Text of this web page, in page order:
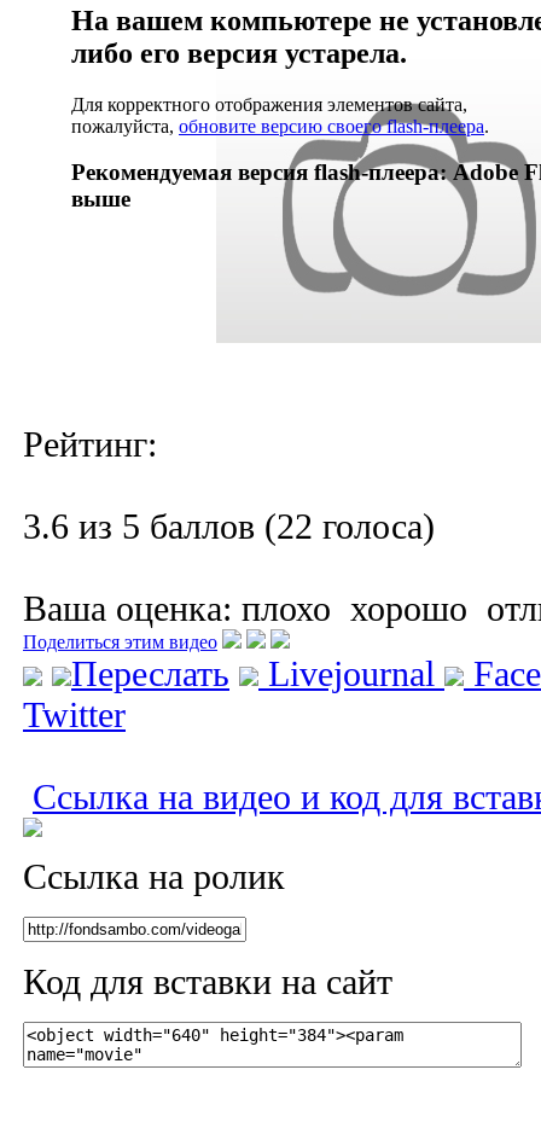
На вашем компьютере не
либо его версия устарела.
Для корректного отображения элементов сайта,
пожалуйста, обновите версию своего flash-плеера.
Рекомендуемая версия flash-плеера: Adobe
выше
Рейтинг:
3.6 из 5 баллов (22 голоса)
Ваша оценка: плохо хорошо
Поделиться этим видео
Переслать Livejournal
Twitter
Ссылка на видео и код для
Ссылка на ролик
Код для вставки на сайт